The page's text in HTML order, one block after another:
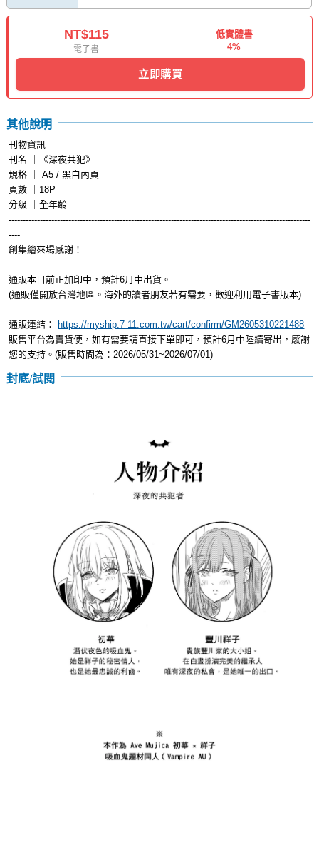
NT$115
電子書
低實體書
4%
立即購買
其他說明
刊物資訊
刊名 ｜《深夜共犯》
規格 ｜ A5 / 黑白內頁
頁數 ｜18P
分級 ｜全年齡
----------------------------------------------------------------------------------------------------------
----
創集繪來場感謝！
通販本目前正加印中，預計6月中出貨。
(通販僅開放台灣地區。海外的讀者朋友若有需要，歡迎利用電子書版本)
通販連結：
https://myship.7-11.com.tw/cart/confirm/GM2605310221488
販售平台為賣貨便，如有需要請直接下單即可，預計6月中陸續寄出，感謝
您的支持。(販售時間為：2026/05/31~2026/07/01)
封底/試閱